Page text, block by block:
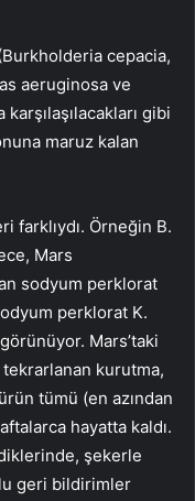
cepacia,
aeruginosa ve
gibi
maruz kalan
farklıydı. Örneğin B.
Mars
sodyum perklorat
perklorat K.
Mars’taki
kurutma,
tümü (en azından
hayatta kaldı.
şekerle
geri bildirimler